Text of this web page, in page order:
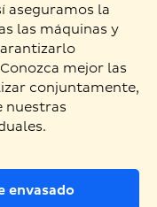
aseguramos la
las máquinas y
mejor las
conjuntamente,
nuestras
envasado